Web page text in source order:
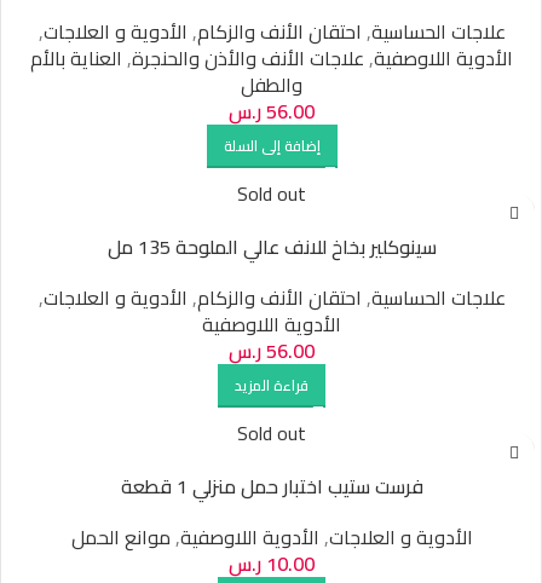
علاجات الحساسية, احتقان الأنف والزكام, الأدوية و العلاجات,
الأدوية اللاوصفية,علاجات الأنف والأذن والحنجرة, العناية بالأم
والطفل
56.00ر.س
إضافة إلى السلة
Sold out
سينوكلير بخاخ للانف عالي الملوحة 135 مل
علاجات الحساسية, احتقان الأنف والزكام, الأدوية و العلاجات,
الأدوية اللاوصفية
56.00ر.س
قراءة المزيد
Sold out
فرست ستيب اختبار حمل منزلي 1 قطعة
الأدوية و العلاجات, الأدوية اللاوصفية,موانع الحمل
10.00 ر.س